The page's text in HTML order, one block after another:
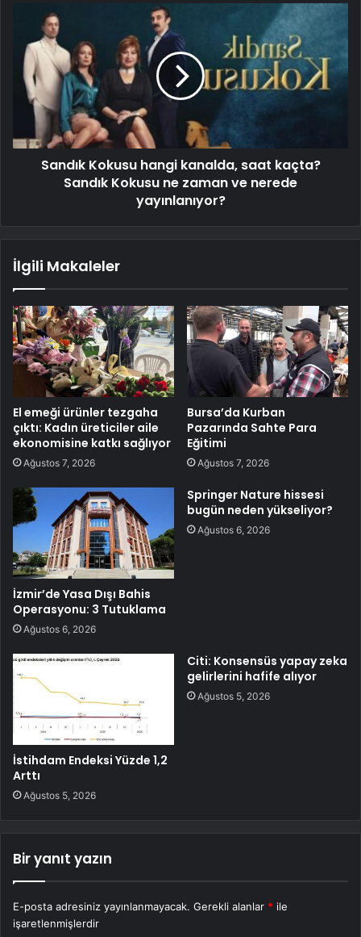
Sandık Kokusu hangi kanalda, saat kaçta?
Sandık Kokusu ne zaman ve nerede
yayınlanıyor?
İlgili Makaleler
El emeği ürünler tezgaha
çıktı: Kadın üreticiler aile
ekonomisine katkı sağlıyor
Ağustos 7, 2026
Bursa’da Kurban
Pazarında Sahte Para
Eğitimi
Ağustos 7, 2026
İzmir’de Yasa Dışı Bahis
Operasyonu: 3 Tutuklama
Ağustos 6, 2026
Springer Nature hissesi
bugün neden yükseliyor?
Ağustos 6, 2026
İstihdam Endeksi Yüzde 1,2
Arttı
Ağustos 5, 2026
Citi: Konsensüs yapay zeka
gelirlerini hafife alıyor
Ağustos 5, 2026
Bir yanıt yazın
E-posta adresiniz yayınlanmayacak. Gerekli alanlar * ile
işaretlenmişlerdir